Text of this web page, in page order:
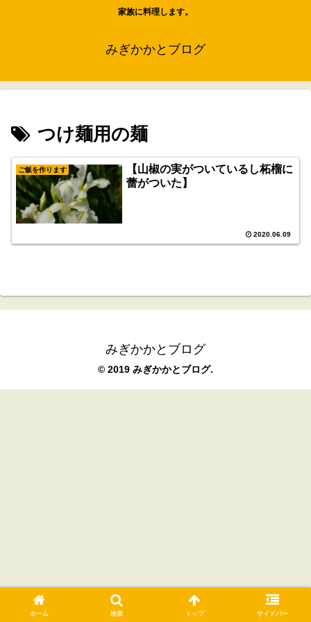
家族に料理します。
みぎかかとブログ
つけ麺用の麺
ご飯を作ります
【山椒の実がついているし柘榴に
蕾がついた】
2020.06.09
みぎかかとブログ
© 2019 みぎかかとブログ.
ホーム 検索 トップ サイドバー